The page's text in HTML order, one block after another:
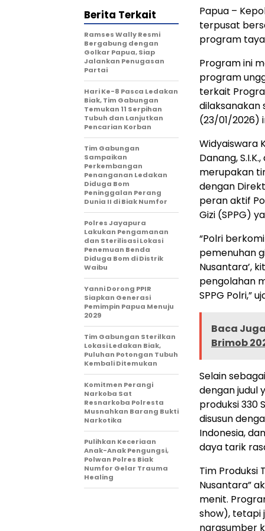
Papua –
terpusat
program
Program ini
program
terkait
dilaksanakan
(23/01/2026)
Widyaiswara
Danang,
merupakan
dengan
peran aktif
Gizi (SPPG)
“Polri
pemenuhan
Nusantara’,
pengolahan
SPPG Polri,”
Baca
Brimob
Selain
dengan judul
produksi 330
disusun
Indonesia,
daya tarik
Tim Produksi
Nusantara”
menit.
show), tetapi
narasumber
Berita Terkait
Ramses Wally Resmi
Bergabung dengan
Golkar Papua, Siap
Jalankan Penugasan
Partai
Hari Ke-8 Pasca Ledakan
Biak, Tim Gabungan
Temukan 11 Serpihan
Tubuh dan Lanjutkan
Pencarian Korban
Tim Gabungan
Sampaikan
Perkembangan
Penanganan Ledakan
Diduga Bom
Peninggalan Perang
Dunia II di Biak Numfor
Polres Jayapura
Lakukan Pengamanan
dan Sterilisasi Lokasi
Penemuan Benda
Diduga Bom di Distrik
Waibu
Yanni Dorong PPIR
Siapkan Generasi
Pemimpin Papua Menuju
2029
Tim Gabungan Sterilkan
Lokasi Ledakan Biak,
Puluhan Potongan Tubuh
Kembali Ditemukan
Komitmen Perangi
Narkoba Sat
Resnarkoba Polresta
Musnahkan Barang Bukti
Narkotika
Pulihkan Keceriaan
Anak-Anak Pengungsi,
Polwan Polres Biak
Numfor Gelar Trauma
Healing